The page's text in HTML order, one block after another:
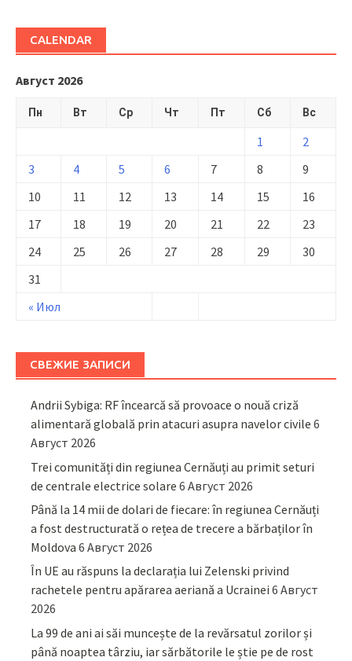
CALENDAR
Август 2026
Пн Вт Ср Чт Пт Сб Вс
« Июл
1
2
3
4 5 6 7 8
9
10
11 12 13 14 15
16
17
18 19 20 21 22
23
24
25 26 27 28 29
30
31
СВЕЖИЕ ЗАПИСИ
Andrii Sybiga: RF încearcă să provoace o nouă criză
alimentară globală prin atacuri asupra navelor civile 6
Август 2026
Trei comunități din regiunea Cernăuți au primit seturi
de centrale electrice solare 6 Август 2026
Până la 14 mii de dolari de fiecare: în regiunea Cernăuți
a fost destructurată o rețea de trecere a bărbaților în
Moldova 6 Август 2026
În UE au răspuns la declarația lui Zelenski privind
rachetele pentru apărarea aeriană a Ucrainei 6 Август
2026
La 99 de ani ai săi muncește de la revărsatul zorilor și
până noaptea târziu, iar sărbătorile le știe pe de rost